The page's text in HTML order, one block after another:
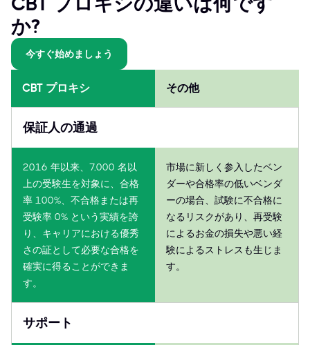
か?
今すぐ始めましょう
CBT プロキシ その他
保証人の通過
2016 年以来、7,000 名以
上の受験生を対象に、合格
率 100%、不合格または再
受験率 0% という実績を誇
り、キャリアにおける優秀
さの証として必要な合格を
確実に得ることができま
す。
市場に新しく参入したベン
ダーや合格率の低いベンダ
ーの場合、試験に不合格に
なるリスクがあり、再受験
によるお金の損失や悪い経
験によるストレスも生じま
す。
サポート